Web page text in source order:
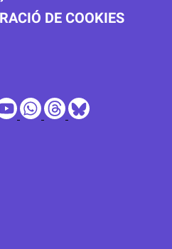
DE COOKIES